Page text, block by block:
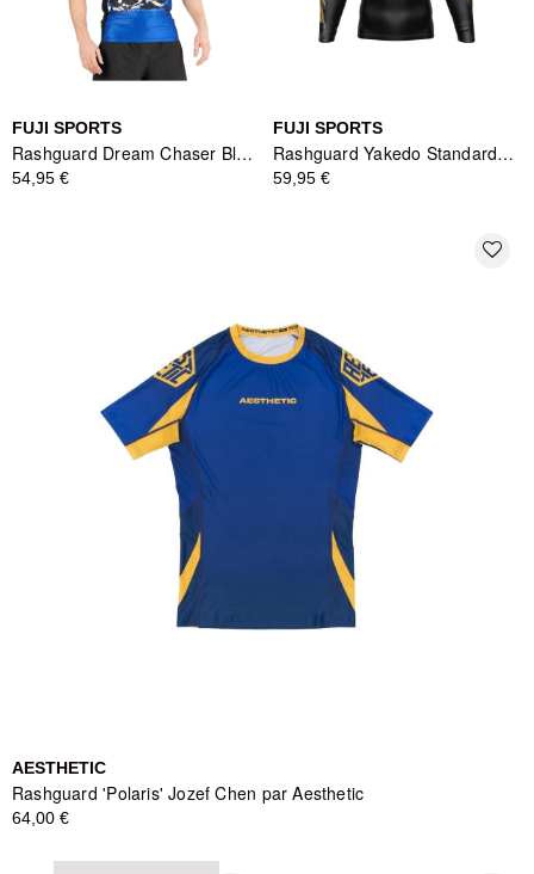
FUJI SPORTS
Rashguard Dream Chaser Bleu - Fuji Sports
54,95 €
FUJI SPORTS
Rashguard Yakedo Standard Manches Longues Noir - Fuji Sports
59,95 €
favorite_border
AESTHETIC
Rashguard 'Polaris' Jozef Chen par Aesthetic
64,00 €